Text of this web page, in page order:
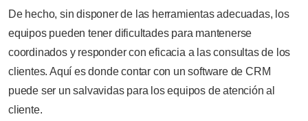
De hecho, sin disponer de las herramientas adecuadas, los
equipos pueden tener dificultades para mantenerse
coordinados y responder con eficacia a las consultas de los
clientes. Aquí es donde contar con un software de CRM
puede ser un salvavidas para los equipos de atención al
cliente.